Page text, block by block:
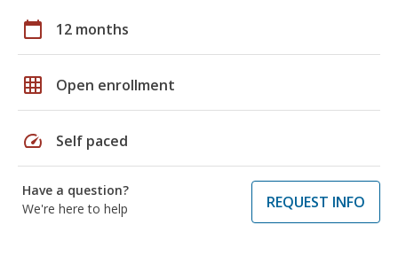
calendar_today 12 months
grid_on Open enrollment
speed Self paced
Have a question?
We're here to help
REQUEST INFO